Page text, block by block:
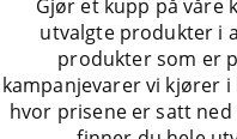
Gjør et kupp på våre
utvalgte produkter i
produkter som er
kampanjevarer vi kjører
hvor prisene er satt